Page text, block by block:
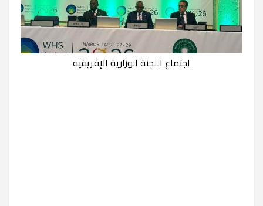
اجتماع اللجنة الوزارية الإفريقية